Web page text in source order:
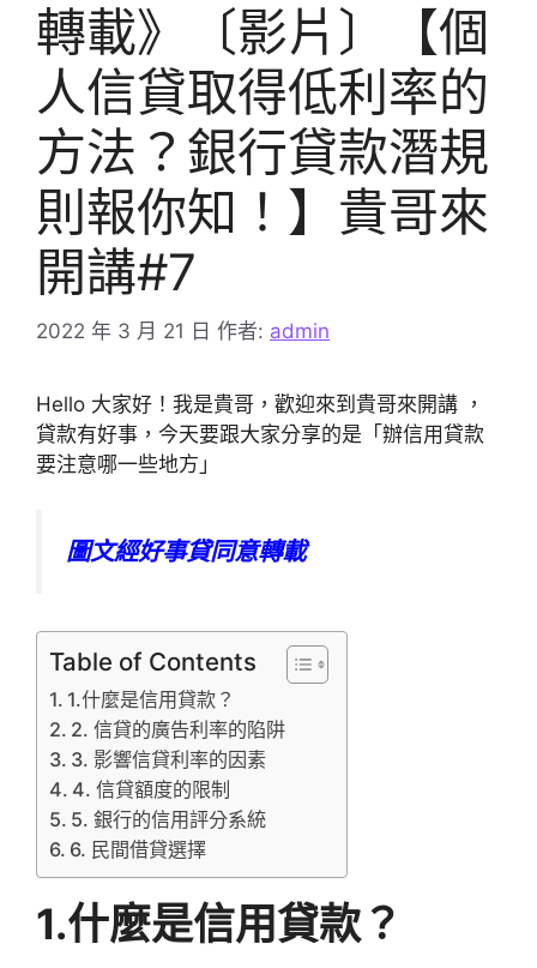
轉載》〔影片〕【個
人信貸取得低利率的
方法？銀行貸款潛規
則報你知！】貴哥來
開講#7
2022 年 3 月 21 日 作者: admin
Hello 大家好！我是貴哥，歡迎來到貴哥來開講 ，
貸款有好事，今天要跟大家分享的是「辦信用貸款
要注意哪一些地方」
圖文經好事貸同意轉載
Table of Contents
1.什麼是信用貸款？
2. 信貸的廣告利率的陷阱
3. 影響信貸利率的因素
4. 信貸額度的限制
5. 銀行的信用評分系統
6. 民間借貸選擇
1.什麼是信用貸款？